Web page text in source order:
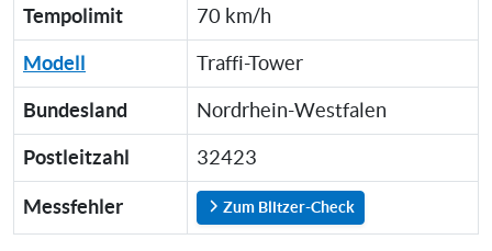
Tempolimit 70 km/h
Modell Traffi-Tower
Bundesland Nordrhein-Westfalen
Postleitzahl 32423
Messfehler Zum Blitzer-Check